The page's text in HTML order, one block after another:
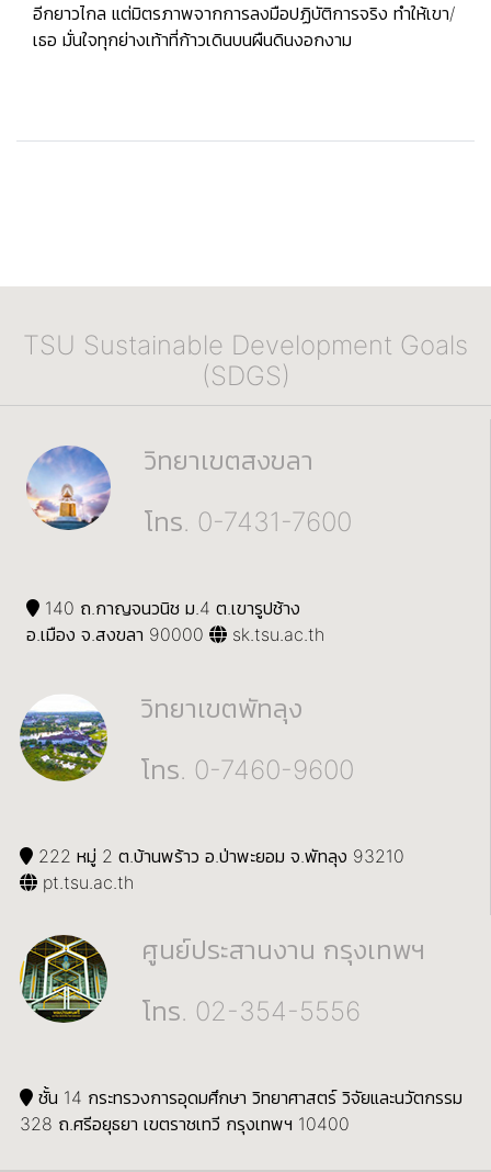
อีกยาวไกล แต่มิตรภาพจากการลงมือปฏิบัติการจริง ทำให้เขา/
เธอ มั่นใจทุกย่างเท้าที่ก้าวเดินบนผืนดินงอกงาม
TSU Sustainable Development Goals
(SDGS)
วิทยาเขตสงขลา
โทร. 0-7431-7600
140 ถ.กาญจนวนิช ม.4 ต.เขารูปช้าง
อ.เมือง จ.สงขลา 90000
sk.tsu.ac.th
วิทยาเขตพัทลุง
โทร. 0-7460-9600
222 หมู่ 2 ต.บ้านพร้าว อ.ป่าพะยอม จ.พัทลุง 93210
pt.tsu.ac.th
ศูนย์ประสานงาน กรุงเทพฯ
โทร. 02-354-5556
ชั้น 14 กระทรวงการอุดมศึกษา วิทยาศาสตร์ วิจัยและนวัตกรรม
328 ถ.ศรีอยุธยา เขตราชเทวี กรุงเทพฯ 10400